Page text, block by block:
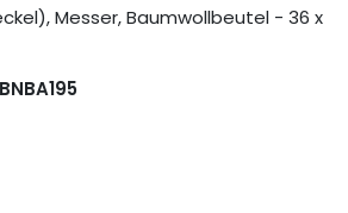
Messer, Baumwollbeutel - 36 x